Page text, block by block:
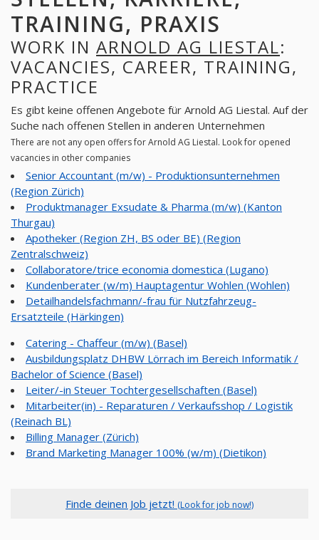
TRAINING, PRAXIS
WORK IN ARNOLD AG LIESTAL:
VACANCIES, CAREER, TRAINING,
PRACTICE
Es gibt keine offenen Angebote für Arnold AG Liestal. Auf der
Suche nach offenen Stellen in anderen Unternehmen
There are not any open offers for Arnold AG Liestal. Look for opened
vacancies in other companies
Senior Accountant (m/w) - Produktionsunternehmen
(Region Zürich)
Produktmanager Exsudate & Pharma (m/w) (Kanton
Thurgau)
Apotheker (Region ZH, BS oder BE) (Region
Zentralschweiz)
Collaboratore/trice economia domestica (Lugano)
Kundenberater (w/m) Hauptagentur Wohlen (Wohlen)
Detailhandelsfachmann/-frau für Nutzfahrzeug-
Ersatzteile (Härkingen)
Catering - Chaffeur (m/w) (Basel)
Ausbildungsplatz DHBW Lörrach im Bereich Informatik /
Bachelor of Science (Basel)
Leiter/-in Steuer Tochtergesellschaften (Basel)
Mitarbeiter(in) - Reparaturen / Verkaufsshop / Logistik
(Reinach BL)
Billing Manager (Zürich)
Brand Marketing Manager 100% (w/m) (Dietikon)
Finde deinen Job jetzt! (Look for job now!)